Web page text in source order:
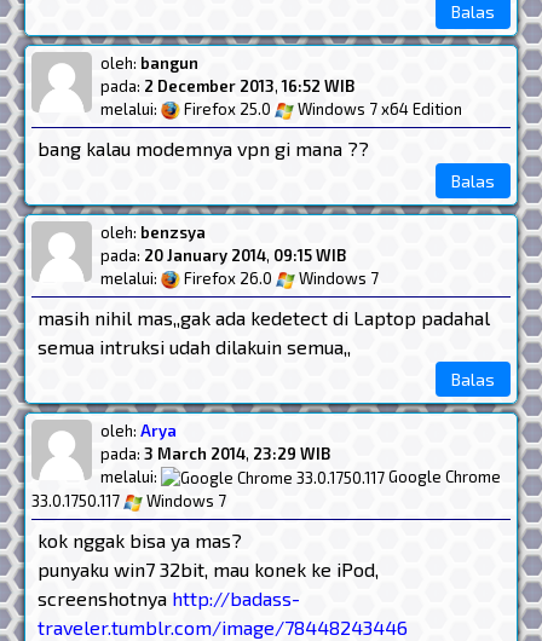
Balas
oleh: bangun
pada: 2 December 2013,16:52 WIB
melalui:
Firefox 25.0 Windows 7 x64 Edition
bang kalau modemnya vpn gi mana ??
Balas
oleh: benzsya
pada: 20 January 2014, 09:15 WIB
melalui:
Firefox 26.0 Windows 7
masih nihil mas,,gak ada kedetect di Laptop padahal
semua intruksi udah dilakuin semua,,
Balas
oleh: Arya
pada: 3 March 2014, 23:29 WIB
melalui:
Google Chrome
33.0.1750.117
Windows 7
kok nggak bisa ya mas?
punyaku win7 32bit, mau konek ke iPod,
screenshotnya http://badass-
traveler.tumblr.com/image/78448243446